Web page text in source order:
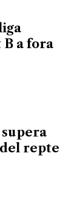
a fora
repte